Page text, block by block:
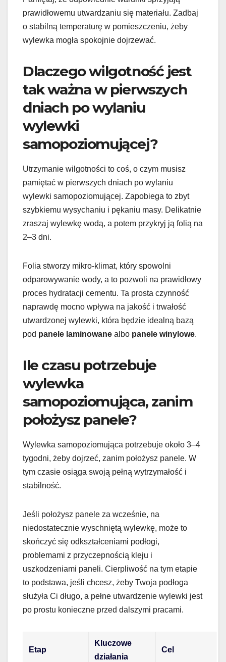
prawidłowemu utwardzaniu się materiału. Zadbaj
o stabilną temperaturę w pomieszczeniu, żeby
wylewka mogła spokojnie dojrzewać.
Dlaczego wilgotność jest
tak ważna w pierwszych
dniach po wylaniu
wylewki
samopoziomującej?
Utrzymanie wilgotności to coś, o czym musisz
pamiętać w pierwszych dniach po wylaniu
wylewki samopoziomującej. Zapobiega to zbyt
szybkiemu wysychaniu i pękaniu masy. Delikatnie
zraszaj wylewkę wodą, a potem przykryj ją folią na
2–3 dni.
Folia stworzy mikro-klimat, który spowolni
odparowywanie wody, a to pozwoli na prawidłowy
proces hydratacji cementu. Ta prosta czynność
naprawdę mocno wpływa na jakość i trwałość
utwardzonej wylewki, która będzie idealną bazą
pod panele laminowane albo panele winylowe.
Ile czasu potrzebuje
wylewka
samopoziomująca, zanim
położysz panele?
Wylewka samopoziomująca potrzebuje około 3–4
tygodni, żeby dojrzeć, zanim położysz panele. W
tym czasie osiąga swoją pełną wytrzymałość i
stabilność.
Jeśli położysz panele za wcześnie, na
niedostatecznie wyschniętą wylewkę, może to
skończyć się odkształceniami podłogi,
problemami z przyczepnością kleju i
uszkodzeniami paneli. Cierpliwość na tym etapie
to podstawa, jeśli chcesz, żeby Twoja podłoga
służyła Ci długo, a pełne utwardzenie wylewki jest
po prostu konieczne przed dalszymi pracami.
Etap
Kluczowe
działania
Cel